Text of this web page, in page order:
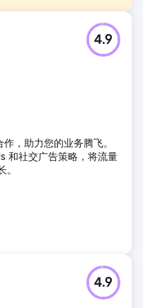
月，并且积累了大量评
将其打造成为强大的搜索
、一些初期传播度尚可
搜索关键词排名靠前的
了维多利亚州“儿童生日
仅是个开始，此后我们不
成为儿童派对相关搜索
4.9
，助力您的业务腾飞。
和社交广告策略，将流量
4.9